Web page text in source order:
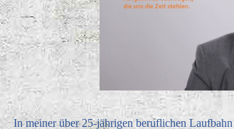
In meiner über 25-jährigen beruflichen